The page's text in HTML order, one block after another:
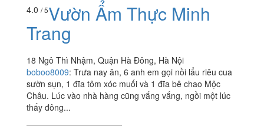
4.0 / 5Vườn Ẩm Thực Minh
Trang
18 Ngô Thì Nhậm, Quận Hà Đông, Hà Nội
boboo8009: Trưa nay ăn, 6 anh em gọi nồi lẩu riêu cua
sườn sụn, 1 đĩa tôm xóc muối và 1 đĩa bê chao Mộc
Châu. Lúc vào nhà hàng cũng vắng vắng, ngồi một lúc
thấy đông...